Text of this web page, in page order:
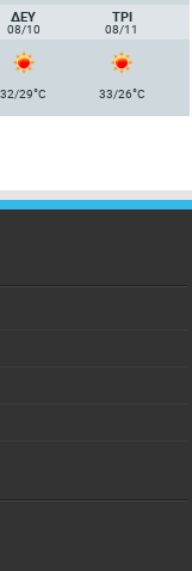
ΔΕΥ
08/10
ΤΡΙ
08/11
32/29°C 33/26°C